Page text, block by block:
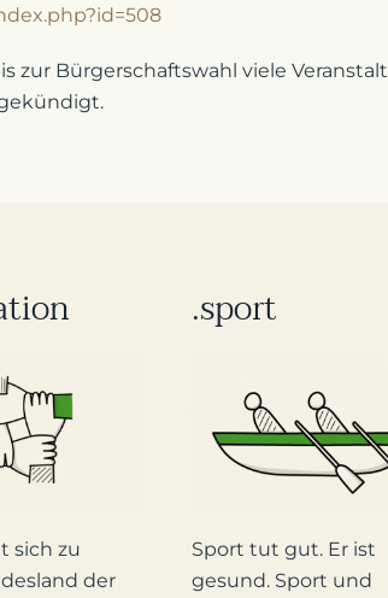
zur Bürgerschaftswahl viele
sich zu
der
.sport
Sport tut gut. Er ist
gesund. Sport und